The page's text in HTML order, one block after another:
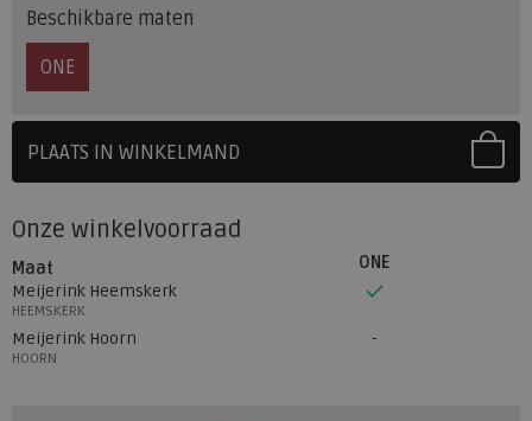
Beschikbare maten
ONE
PLAATS IN WINKELMAND
Onze winkelvoorraad
Maat
ONE
Meijerink Heemskerk
HEEMSKERK
Meijerink Hoorn
HOORN